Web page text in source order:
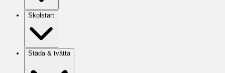
Skolstart
Städa & tvätta